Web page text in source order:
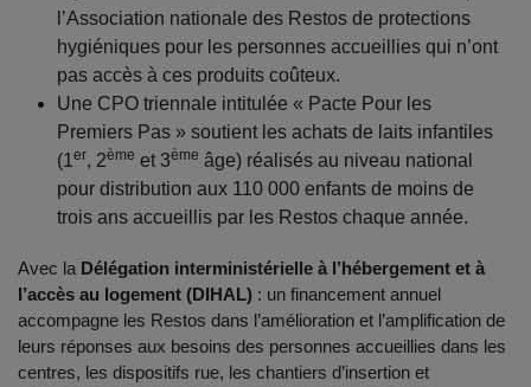
l’Association nationale des Restos de protections
hygiéniques pour les personnes accueillies qui n’ont
pas accès à ces produits coûteux.
Une CPO triennale intitulée « Pacte Pour les
Premiers Pas » soutient les achats de laits infantiles
(1er, 2ème et 3ème âge) réalisés au niveau national
pour distribution aux 110 000 enfants de moins de
trois ans accueillis par les Restos chaque année.
Avec la Délégation interministérielle à l’hébergement et à
l’accès au logement (DIHAL): un financement annuel
accompagne les Restos dans l’amélioration et l’amplification de
leurs réponses aux besoins des personnes accueillies dans les
centres, les dispositifs rue, les chantiers d’insertion et